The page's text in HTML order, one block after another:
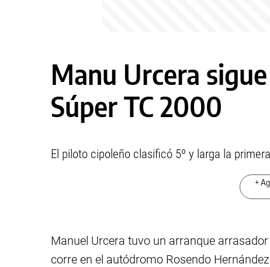
Manu Urcera
Súper TC 2000
El piloto cipoleño clasificó 5º y larga la
+
Manuel Urcera tuvo un arranque
corre en el autódromo Rosendo